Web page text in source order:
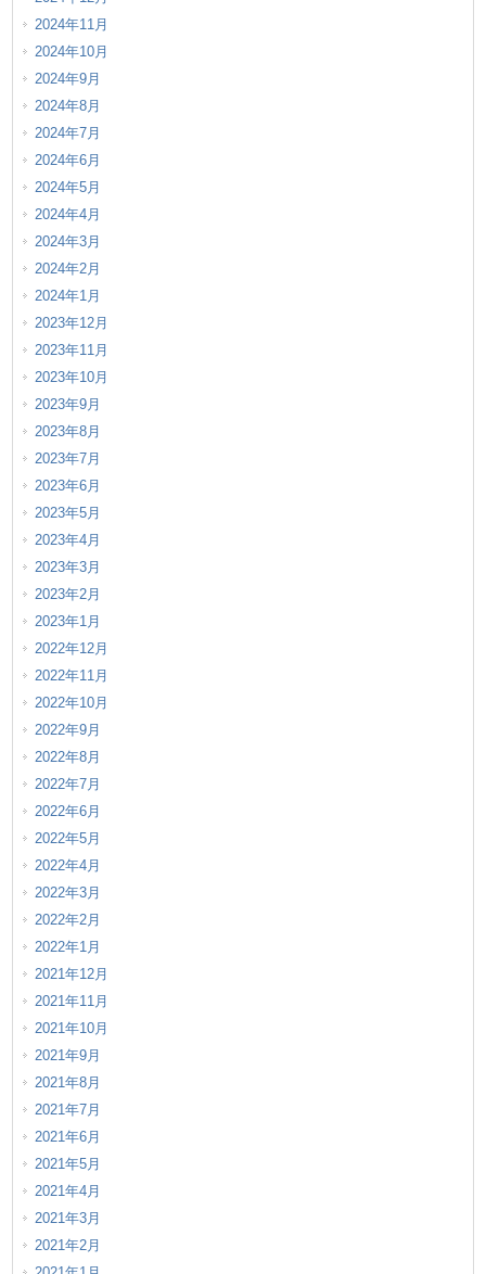
2024年11月
2024年10月
2024年9月
2024年8月
2024年7月
2024年6月
2024年5月
2024年4月
2024年3月
2024年2月
2024年1月
2023年12月
2023年11月
2023年10月
2023年9月
2023年8月
2023年7月
2023年6月
2023年5月
2023年4月
2023年3月
2023年2月
2023年1月
2022年12月
2022年11月
2022年10月
2022年9月
2022年8月
2022年7月
2022年6月
2022年5月
2022年4月
2022年3月
2022年2月
2022年1月
2021年12月
2021年11月
2021年10月
2021年9月
2021年8月
2021年7月
2021年6月
2021年5月
2021年4月
2021年3月
2021年2月